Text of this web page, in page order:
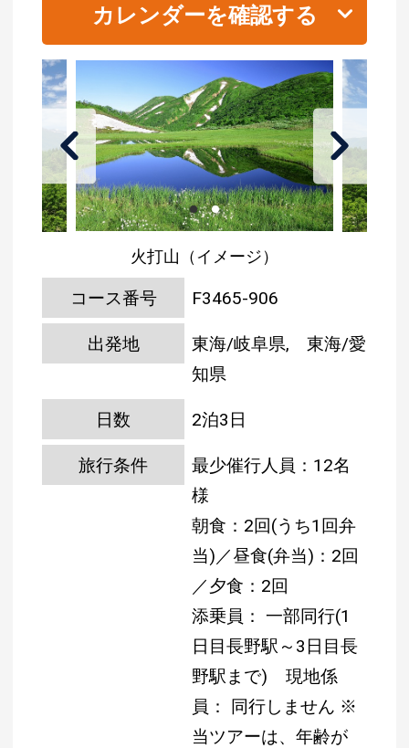
カレンダーを確認する
火打山（イメージ）
コース番号 F3465-906
出発地
東海/岐阜県, 東海/愛
知県
日数 2泊3日
旅行条件
最少催行人員：12名
様
朝食：2回(うち1回弁
当)／昼食(弁当)：2回
／夕食：2回
添乗員： 一部同行(1
日目長野駅～3日目長
野駅まで)
現地係
員： 同行しません ※
当ツアーは、年齢が